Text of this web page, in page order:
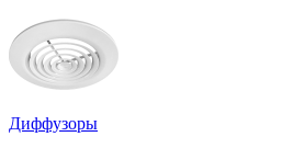
Диффузоры